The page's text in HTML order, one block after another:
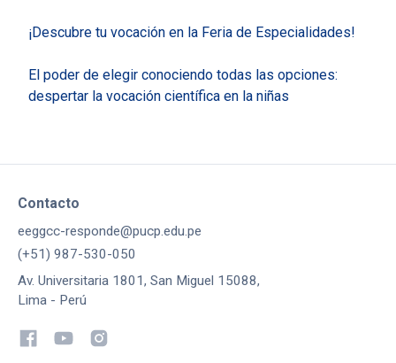
¡Descubre tu vocación en la Feria de Especialidades!
El poder de elegir conociendo todas las opciones:
despertar la vocación científica en la niñas
Contacto
eeggcc-responde@pucp.edu.pe
(+51) 987-530-050
Av. Universitaria 1801, San Miguel 15088,
Lima - Perú